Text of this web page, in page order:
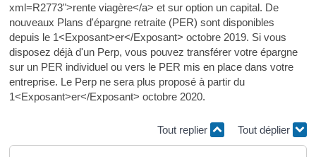
xml=R2773">rente viagère</a> et sur option un capital. De
nouveaux Plans d'épargne retraite (PER) sont disponibles
depuis le 1<Exposant>er</Exposant> octobre 2019. Si vous
disposez déjà d'un Perp, vous pouvez transférer votre épargne
sur un PER individuel ou vers le PER mis en place dans votre
entreprise. Le Perp ne sera plus proposé à partir du
1<Exposant>er</Exposant> octobre 2020.
Tout replier Tout déplier